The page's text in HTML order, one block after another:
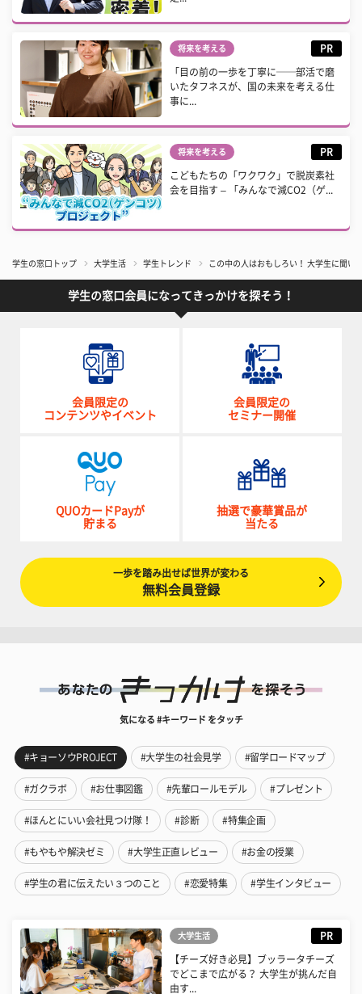
将来を考える PR
「目の前の一歩を丁寧に──部活で磨
いたタフネスが、国の未来を考える仕
事に...
将来を考える PR
こどもたちの「ワクワク」で脱炭素社
会を目指す – 「みんなで減CO2（ゲ...
学生の窓口トップ 大学生活 学生トレンド この中の人はおもしろい！ 大学生に聞い
学生の窓口会員になってきっかけを探そう！
会員限定の
コンテンツやイベント
会員限定の
セミナー開催
QUOカードPayが
貯まる
抽選で豪華賞品が
当たる
一歩を踏み出せば世界が変わる
無料会員登録
気になる #キーワード をタッチ
#キョーソウPROJECT #大学生の社会見学 #留学ロードマップ
#ガクラボ #お仕事図鑑 #先輩ロールモデル #プレゼント
#ほんとにいい会社見つけ隊！ #診断 #特集企画
#もやもや解決ゼミ #大学生正直レビュー #お金の授業
#学生の君に伝えたい３つのこと #恋愛特集 #学生インタビュー
大学生活 PR
【チーズ好き必見】ブッラータチーズ
でどこまで広がる？ 大学生が挑んだ自
由す...